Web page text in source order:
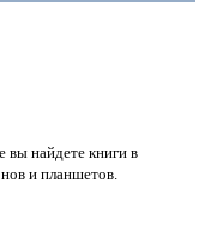
вы найдете книги в
и планшетов.